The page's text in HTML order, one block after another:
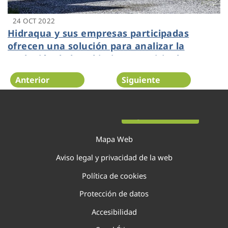
24 OCT 2022
Hidraqua y sus empresas participadas
ofrecen una solución para analizar la
evolución de los objetivos municipales
marcados dentro de la Agenda Urbana
Anterior Siguiente
Mapa Web
Aviso legal y privacidad de la web
Política de cookies
Protección de datos
Accesibilidad